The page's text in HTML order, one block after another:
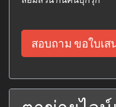
สอบถาม ขอใบเส